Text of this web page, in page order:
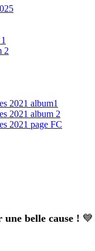
2
2021 album1
2021 album 2
2021 page FC
belle cause ! 💙